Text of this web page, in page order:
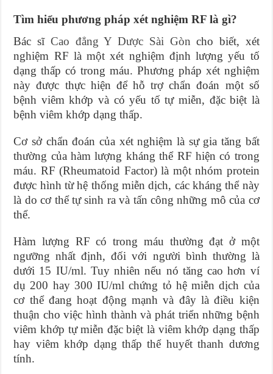
Tìm hiểu phương pháp xét nghiệm RF là gì?
Bác sĩ Cao đẳng Y Dược Sài Gòn cho biết, xét
nghiệm RF là một xét nghiệm định lượng yếu tố
dạng thấp có trong máu. Phương pháp xét nghiệm
này được thực hiện để hỗ trợ chẩn đoán một số
bệnh viêm khớp và có yếu tố tự miễn, đặc biệt là
bệnh viêm khớp dạng thấp.
Cơ sở chẩn đoán của xét nghiệm là sự gia tăng bất
thường của hàm lượng kháng thể RF hiện có trong
máu. RF (Rheumatoid Factor) là một nhóm protein
được hình từ hệ thống miễn dịch, các kháng thể này
là do cơ thể tự sinh ra và tấn công những mô của cơ
thể.
Hàm lượng RF có trong máu thường đạt ở một
ngưỡng nhất định, đối với người bình thường là
dưới 15 IU/ml. Tuy nhiên nếu nó tăng cao hơn ví
dụ 200 hay 300 IU/ml chứng tỏ hệ miễn dịch của
cơ thể đang hoạt động mạnh và đây là điều kiện
thuận cho việc hình thành và phát triển những bệnh
viêm khớp tự miễn đặc biệt là viêm khớp dạng thấp
hay viêm khớp dạng thấp thể huyết thanh dương
tính.